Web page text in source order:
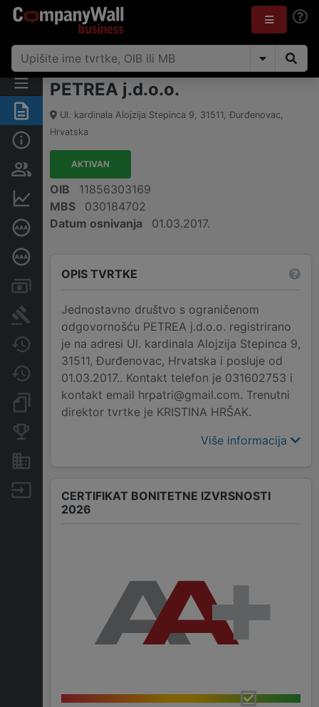
Sažetak
Osobe i vlasništvo
Certifikat bonitetne izvrsnosti
Dubinska bonitetna ocjena
Sudske objave
Javne nabavke
Promjene
Dokumenti i objave
Izvoz
PETREA j.d.o.o.
Ul. kardinala Alojzija Stepinca 9, 31511, Đurđenovac,
Hrvatska
AKTIVAN
OIB
11856303169
MBS
030184702
Datum osnivanja
01.03.2017.
OPIS TVRTKE
Jednostavno društvo s ograničenom
odgovornošću PETREA j.d.o.o. registrirano
je na adresi Ul. kardinala Alojzija Stepinca 9,
31511, Đurđenovac, Hrvatska i posluje od
01.03.2017.. Kontakt telefon je 031602753 i
kontakt email hrpatri@gmail.com. Trenutni
direktor tvrtke je KRISTINA HRŠAK.
Više informacija
CERTIFIKAT BONITETNE IZVRSNOSTI
2026